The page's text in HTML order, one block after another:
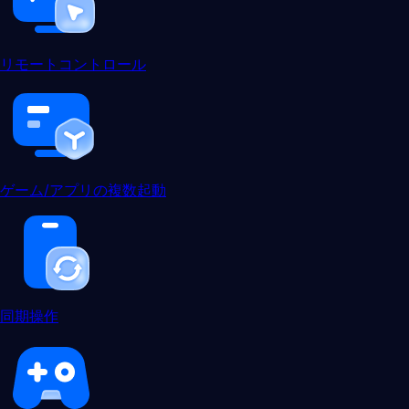
リモートコントロール
ゲーム/アプリの複数起動
同期操作